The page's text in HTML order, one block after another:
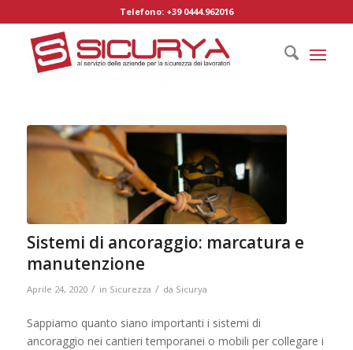
Telefono: +39 0444.962016
Sistemi di ancoraggio: marcatura e
manutenzione
Aprile 24, 2020 / in Sicurezza / da Sicurya
Sappiamo quanto siano importanti i sistemi di
ancoraggio nei cantieri temporanei o mobili per collegare i